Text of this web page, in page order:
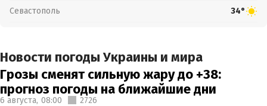
Севастополь 34°
Новости погоды Украины и мира
Грозы сменят сильную жару до +38:
прогноз погоды на ближайшие дни
6 августа, 08:00 2726